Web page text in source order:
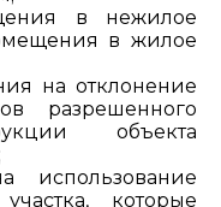
в нежилое
в жилое
на отклонение
разрешенного
объекта
которые